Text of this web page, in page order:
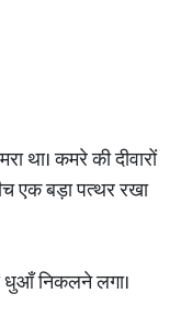
था। कमरे की दीवारों
एक बड़ा पत्थर रखा
निकलने लगा।